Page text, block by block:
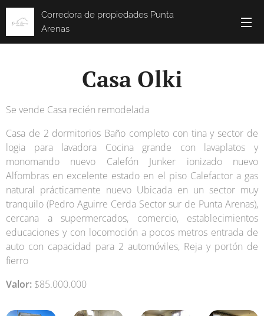
Corredora de propiedades Punta
Arenas
Casa Olki
Se vende Casa recién remodelada
Casa de 2 dormitorios Baño completo con tina y sector de
logia para lavadora Cocina grande con lavaplatos y
monomando nuevo Calefón Junker ionizado nuevo
Alfombras en excelente estado en el piso Calefactor a gas
natural prácticamente nuevo Ubicada en un sector muy
tranquilo (Pedro Aguirre Cerda Sector sur de Punta Arenas),
cercana a supermercados, comercio, establecimientos
educaciones y con locomoción a pocos metros entrada de
auto con capacidad para 2 automóviles, Reja y portón de
fierro
Valor: $85.000.000